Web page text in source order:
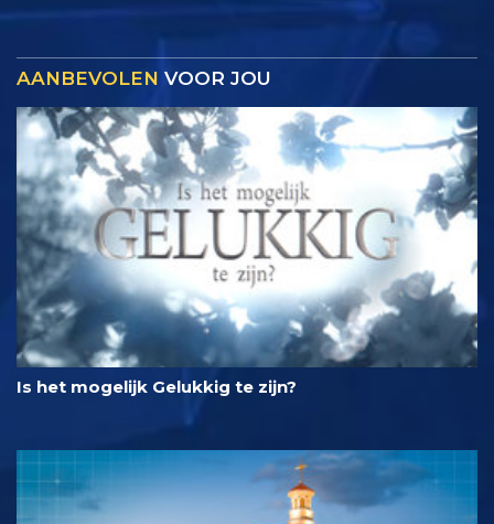
AANBEVOLEN VOOR JOU
Is het mogelijk Gelukkig te zijn?